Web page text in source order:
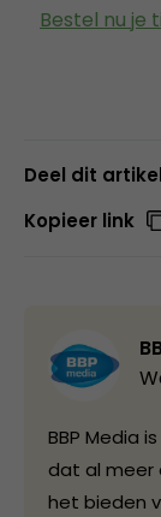
Bestel nu je
Deel dit artikel
Kopieer link
BBP Media
dat al meer
het bieden